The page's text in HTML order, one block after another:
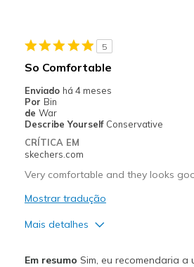
View On Shoes
Shoes are for
5
So Comfortable
Enviado há 4 meses
Por Bin
de War
Describe Yourself Conservative
CRÍTICA EM
skechers.com
Very comfortable and they looks
Mostrar tradução
Mais detalhes
Em resumo Sim, eu recomendaria a